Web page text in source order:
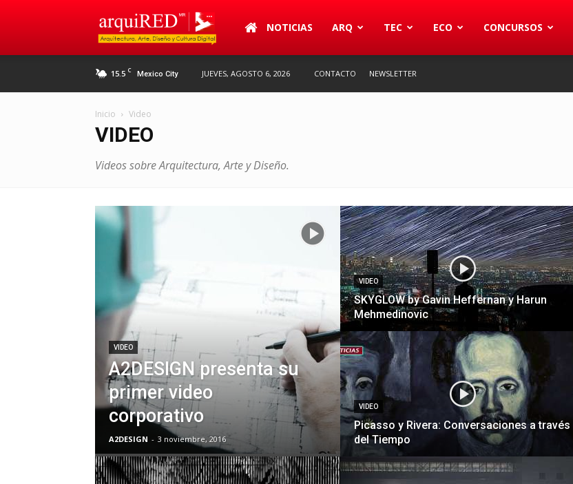
arquiREDNOTICIAS ARQ TEC ECO CONCURSOS
15.5 C Mexico City JUEVES, AGOSTO 6, 2026 CONTACTO NEWSLETTER
Inicio Video
VIDEO
Videos sobre Arquitectura, Arte y Diseño.
VIDEO
A2DESIGN presenta su
primer video
corporativo
A2DESIGN - 3 noviembre, 2016
VIDEO
SKYGLOW by Gavin Heffernan y Harun
Mehmedinovic
VIDEO
Picasso y Rivera: Conversaciones a través
del Tiempo